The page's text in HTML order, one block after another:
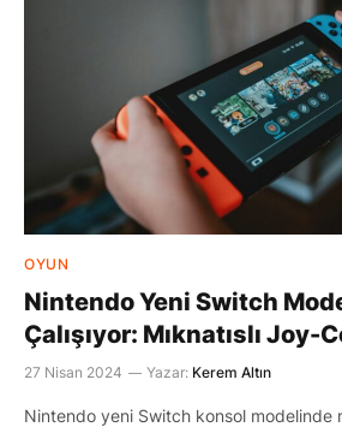
OYUN
Nintendo Yeni Switch
Çalışıyor: Mıknatıslı Joy-
27 Nisan 2024 Yazar: Kerem Altın
Nintendo yeni Switch konsol modelinde